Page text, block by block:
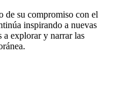
de su compromiso con el
inspirando a nuevas
a explorar y narrar las